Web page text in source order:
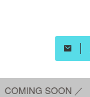
SOON ／